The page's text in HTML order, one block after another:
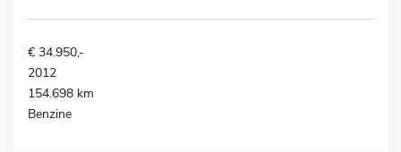
€ 34.950,-
2012
154.698 km
Benzine